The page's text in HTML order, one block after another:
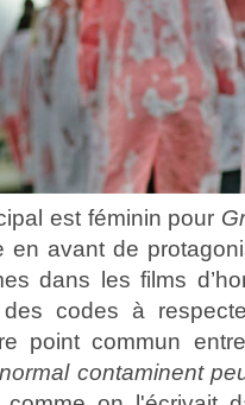
est féminin pour
en avant de
dans les films
codes à
point commun
contaminent